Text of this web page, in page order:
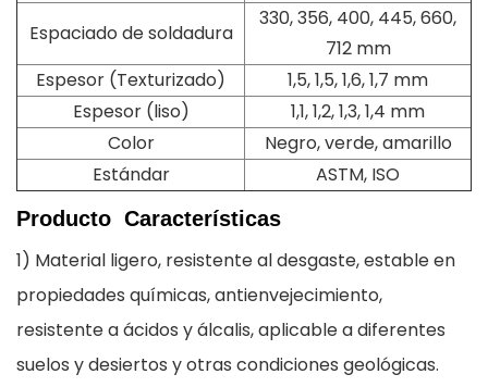
Espaciado de soldadura
330, 356, 400, 445, 660,
712 mm
Espesor (Texturizado)
1,5, 1,5, 1,6, 1,7 mm
Espesor (liso)
1,1, 1,2, 1,3, 1,4 mm
Color
Negro, verde, amarillo
Estándar
ASTM, ISO
Producto Características
1) Material ligero, resistente al desgaste, estable en
propiedades químicas, antienvejecimiento,
resistente a ácidos y álcalis, aplicable a diferentes
suelos y desiertos y otras condiciones geológicas.